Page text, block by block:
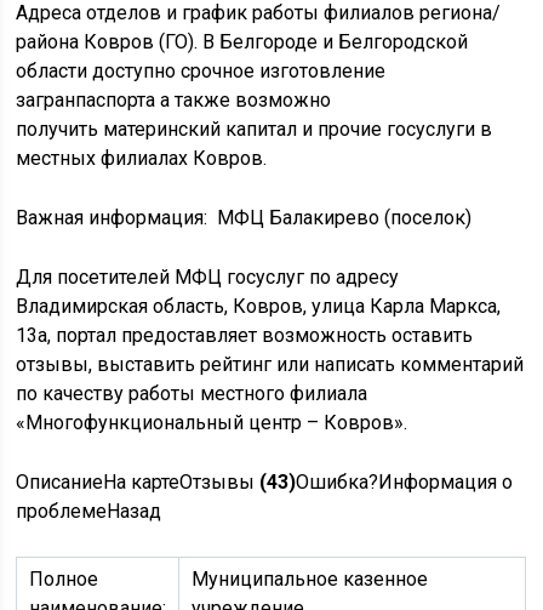
Адреса отделов и график работы филиалов региона/
района Ковров (ГО). В Белгороде и Белгородской
области доступно срочное изготовление
загранпаспорта а также возможно
получить материнский капитал и прочие госуслуги в
местных филиалах Ковров.
Важная информация: МФЦ Балакирево (поселок)
Для посетителей МФЦ госуслуг по адресу
Владимирская область, Ковров, улица Карла Маркса,
13а, портал предоставляет возможность оставить
отзывы, выставить рейтинг или написать комментарий
по качеству работы местного филиала
«Многофункциональный центр – Ковров».
ОписаниеНа картеОтзывы (43)Ошибка?Информация о
проблемеНазад
Полное
Муниципальное казенное